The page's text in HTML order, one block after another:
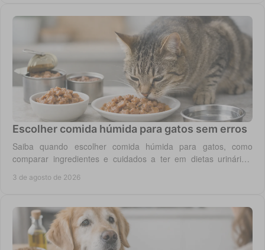
Escolher comida húmida para gatos sem erros
Saiba quando escolher comida húmida para gatos, como
comparar ingredientes e cuidados a ter em dietas urinárias,
3 de agosto de 2026